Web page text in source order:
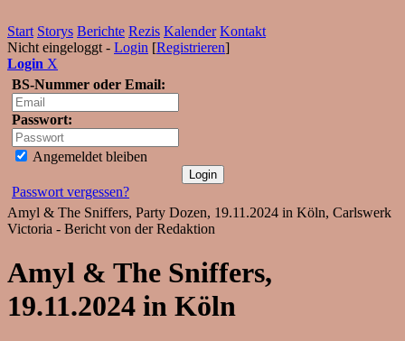
Start Storys Berichte Rezis Kalender Kontakt
Nicht eingeloggt - Login [Registrieren]
Login X
BS-Nummer oder Email:
Passwort:
Angemeldet bleiben
Passwort vergessen?
Amyl & The Sniffers, Party Dozen, 19.11.2024 in Köln, Carlswerk
Victoria - Bericht von der Redaktion
Amyl & The Sniffers,
19.11.2024 in Köln